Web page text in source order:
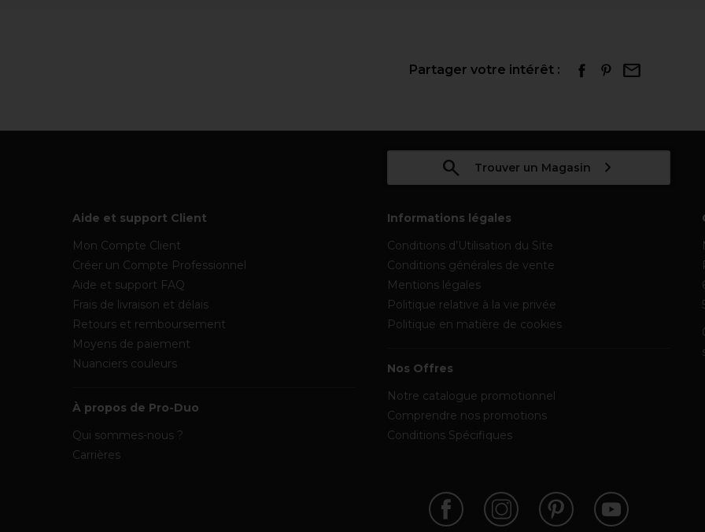
Partager votre intérêt :
Trouver un Magasin
Aide et support Client
Mon Compte Client
Créer un Compte Professionnel
Aide et support FAQ
Frais de livraison et délais
Retours et remboursement
Moyens de paiement
Nuanciers couleurs
À propos de Pro-Duo
Qui sommes-nous ?
Carrières
Informations légales
Conditions d’Utilisation du Site
Conditions générales de vente
Mentions légales
Politique relative à la vie privée
Politique en matière de cookies
Nos Offres
Notre catalogue promotionnel
Comprendre nos promotions
Conditions Spécifiques